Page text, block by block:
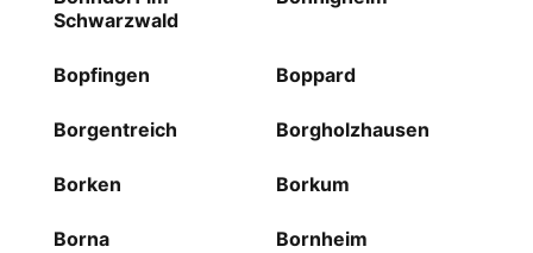
Schwarzwald
Bopfingen Boppard
Borgentreich Borgholzhausen
Borken Borkum
Borna Bornheim